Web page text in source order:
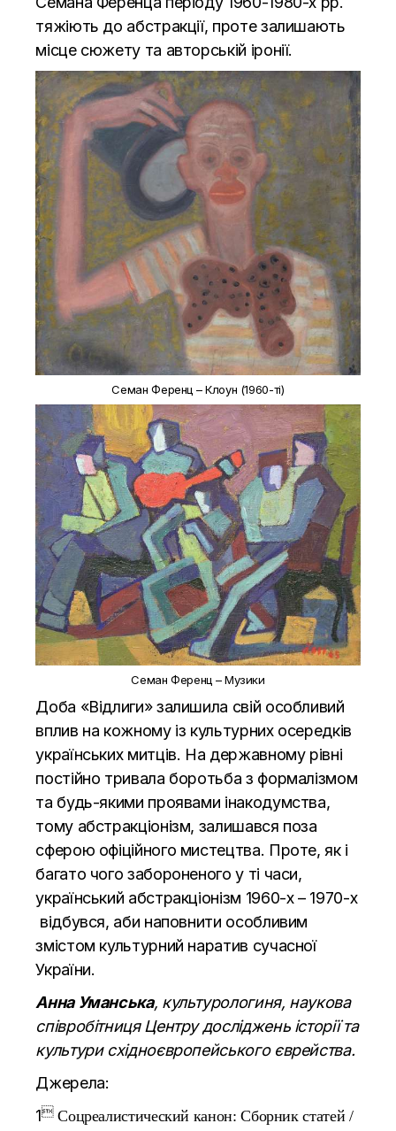
тяжіють до абстракції, проте залишають
місце сюжету та авторській іронії.
Семан Ференц – Клоун (1960-ті)
Семан Ференц – Музики
Доба «Відлиги» залишила свій особливий
вплив на кожному із культурних осередків
українських митців. На державному рівні
постійно тривала боротьба з формалізмом
та будь-якими проявами інакодумства,
тому абстракціонізм, залишався поза
сферою офіційного мистецтва. Проте, як і
багато чого забороненого у ті часи,
український абстракціонізм 1960-х – 1970-х
відбувся, аби наповнити особливим
змістом культурний наратив сучасної
України.
Анна Уманська, культурологиня, наукова
співробітниця Центру досліджень історії та
культури східноєвропейського єврейства.
Джерела:
1Соцреалистический канон: Сборник статей /